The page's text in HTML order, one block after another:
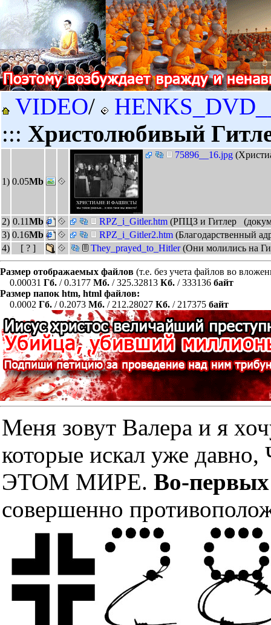
VIDEO/
::: Христолюбивый
1) 0.05Mb
75896__16.jpg
2) 0.11Mb RPZ_i_Gitler.htm (РПЦЗ и Гитлер
3) 0.16Mb RPZ_i_Gitler2.htm (Благодарственный
4)
[ ? ] They_prayed_to_Hitler(Они молились на
Размер отображаемых файлов (т.е. без учета файлов во
0.00031 Гб. / 0.3177 Мб. / 325.32813 Кб. / 333136 байт
Размер папок htm, html файлов:
0.0002 Гб. / 0.2073 Мб. / 212.28027 Кб. / 217375 байт
Меня зовут Валера и я
которые искал уже
ЭТОМ МИРЕ. Во-первых
совершенно